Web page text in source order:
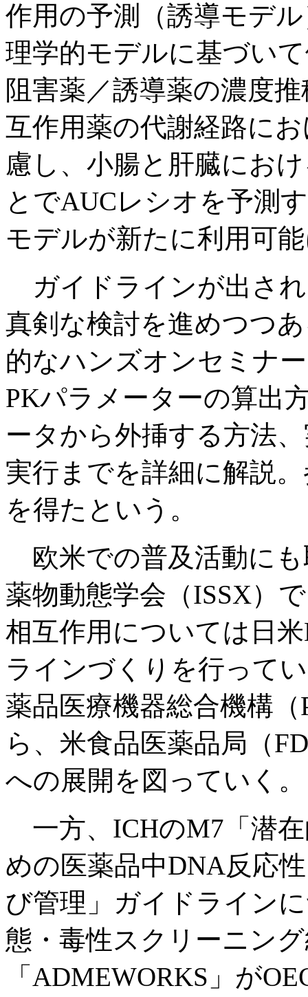
作用の予測（誘導モデ
理学的モデルに基づい
阻害薬／誘導薬の濃度
互作用薬の代謝経路に
慮し、小腸と肝臓にお
とでAUCレシオを予測
モデルが新たに利用可
ガイドラインが出さ
真剣な検討を進めつつ
的なハンズオンセミナ
PKパラメーターの算出
ータから外挿する方法
実行までを詳細に解説
を得たという。
欧米での普及活動にも
薬物動態学会（ISSX）
相互作用については日
ラインづくりを行って
薬品医療機器総合機構
ら、米食品医薬品局（
への展開を図っていく。
一方、ICHのM7「潜
めの医薬品中DNA反応
び管理」ガイドライン
態・毒性スクリーニン
「ADMEWORKS」が